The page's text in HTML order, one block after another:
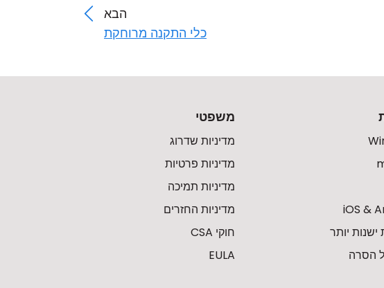
הבא
כלי התקנה מרוחקת
iOS &
יותר
הסרה
משפטי
מדיניות שדרוג
מדיניות פרטיות
מדיניות תמיכה
מדיניות החזרים
חוקי CSA
EULA